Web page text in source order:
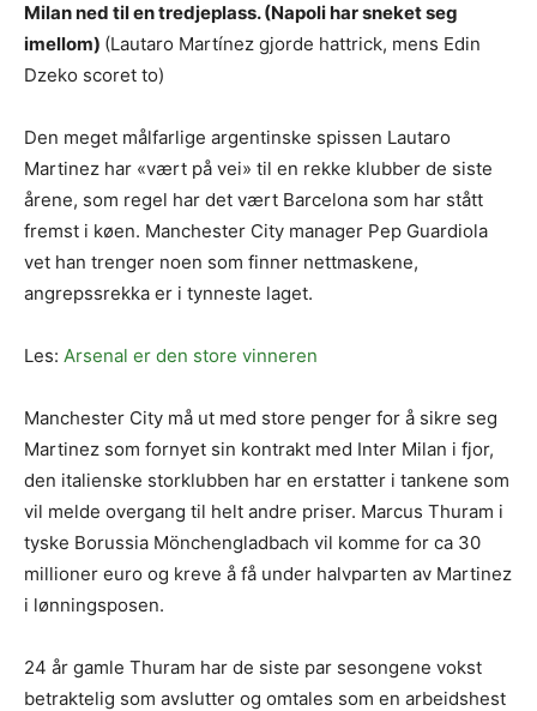
Milan ned til en tredjeplass. (Napoli har sneket seg
imellom) (Lautaro Martínez gjorde hattrick, mens Edin
Dzeko scoret to)
Den meget målfarlige argentinske spissen Lautaro
Martinez har «vært på vei» til en rekke klubber de siste
årene, som regel har det vært Barcelona som har stått
fremst i køen. Manchester City manager Pep Guardiola
vet han trenger noen som finner nettmaskene,
angrepssrekka er i tynneste laget.
Les: Arsenal er den store vinneren
Manchester City må ut med store penger for å sikre seg
Martinez som fornyet sin kontrakt med Inter Milan i fjor,
den italienske storklubben har en erstatter i tankene som
vil melde overgang til helt andre priser. Marcus Thuram i
tyske Borussia Mönchengladbach vil komme for ca 30
millioner euro og kreve å få under halvparten av Martinez
i lønningsposen.
24 år gamle Thuram har de siste par sesongene vokst
betraktelig som avslutter og omtales som en arbeidshest